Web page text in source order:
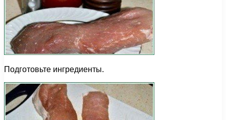
Подготовьте ингредиенты.